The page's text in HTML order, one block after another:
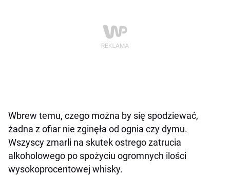
Wbrew temu, czego można by się spodziewać,
żadna z ofiar nie zginęła od ognia czy dymu.
Wszyscy zmarli na skutek ostrego zatrucia
alkoholowego po spożyciu ogromnych ilości
wysokoprocentowej whisky.